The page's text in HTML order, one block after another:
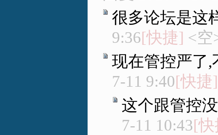
很多论坛是这
9:36[快捷] <
现在管控严了
7-11 9:40[快捷]
这个跟管控
7-11 10:43[